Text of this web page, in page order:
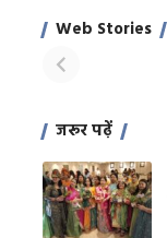
Web Stories
साहिल खान
जरूर पढ़ें